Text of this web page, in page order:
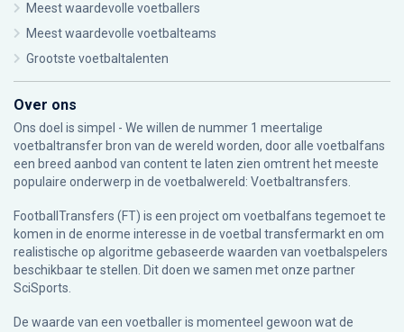
Meest waardevolle voetballers
Meest waardevolle voetbalteams
Grootste voetbaltalenten
Over ons
Ons doel is simpel - We willen de nummer 1 meertalige
voetbaltransfer bron van de wereld worden, door alle voetbalfans
een breed aanbod van content te laten zien omtrent het meeste
populaire onderwerp in de voetbalwereld: Voetbaltransfers.
FootballTransfers (FT) is een project om voetbalfans tegemoet te
komen in de enorme interesse in de voetbal transfermarkt en om
realistische op algoritme gebaseerde waarden van voetbalspelers
beschikbaar te stellen. Dit doen we samen met onze partner
SciSports
De waarde van een voetballer is momenteel gewoon wat de